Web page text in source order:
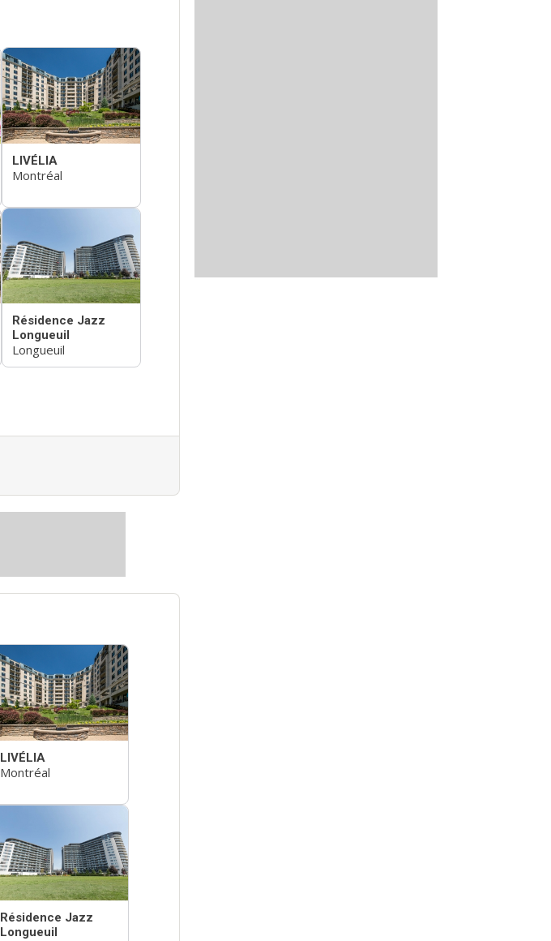
LIVÉLIA
Montréal
Résidence Jazz
Longueuil
Longueuil
LIVÉLIA
Montréal
Résidence Jazz
Longueuil